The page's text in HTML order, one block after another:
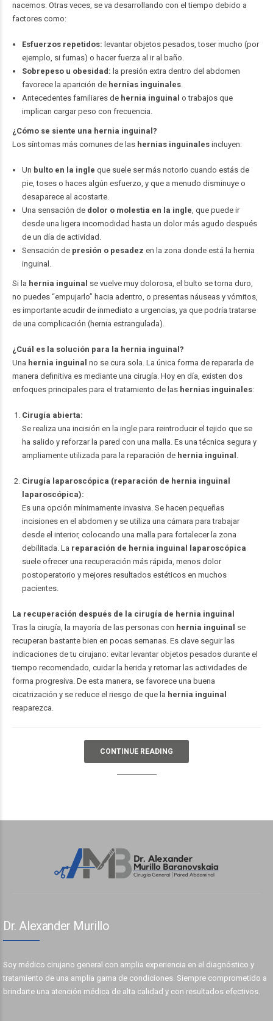
nacemos. Otras veces, se va desarrollando con el tiempo debido a
factores como:
Esfuerzos repetidos: levantar objetos pesados, toser mucho (por
ejemplo, si fumas) o hacer fuerza al ir al baño.
Sobrepeso u obesidad: la presión extra dentro del abdomen
favorece la aparición de hernias inguinales.
Antecedentes familiares de hernia inguinal o trabajos que
implican cargar peso con frecuencia.
¿Cómo se siente una hernia inguinal?
Los síntomas más comunes de las hernias inguinales incluyen:
Un bulto en la ingle que suele ser más notorio cuando estás de
pie, toses o haces algún esfuerzo, y que a menudo disminuye o
desaparece al acostarte.
Una sensación de dolor o molestia en la ingle, que puede ir
desde una ligera incomodidad hasta un dolor más agudo después
de un día de actividad.
Sensación de presión o pesadez en la zona donde está la hernia
inguinal.
Si la hernia inguinal se vuelve muy dolorosa, el bulto se torna duro,
no puedes “empujarlo” hacia adentro, o presentas náuseas y vómitos,
es importante acudir de inmediato a urgencias, ya que podría tratarse
de una complicación (hernia estrangulada).
¿Cuál es la solución para la hernia inguinal?
Una hernia inguinal no se cura sola. La única forma de repararla de
manera definitiva es mediante una cirugía. Hoy en día, existen dos
enfoques principales para el tratamiento de las hernias inguinales:
Cirugía abierta:
Se realiza una incisión en la ingle para reintroducir el tejido que se
ha salido y reforzar la pared con una malla. Es una técnica segura y
ampliamente utilizada para la reparación de hernia inguinal .
Cirugía laparoscópica (reparación de hernia inguinal
laparoscópica):
Es una opción mínimamente invasiva. Se hacen pequeñas
incisiones en el abdomen y se utiliza una cámara para trabajar
desde el interior, colocando una malla para fortalecer la zona
debilitada. La reparación de hernia inguinal laparoscópica
suele ofrecer una recuperación más rápida, menos dolor
postoperatorio y mejores resultados estéticos en muchos
pacientes.
La recuperación después de la cirugía de hernia inguinal
Tras la cirugía, la mayoría de las personas con hernia inguinal se
recuperan bastante bien en pocas semanas. Es clave seguir las
indicaciones de tu cirujano: evitar levantar objetos pesados durante el
tiempo recomendado, cuidar la herida y retomar las actividades de
forma progresiva. De esta manera, se favorece una buena
cicatrización y se reduce el riesgo de que la hernia inguinal
reaparezca.
CONTINUE READING
Dr. Alexander Murillo
Soy médico cirujano general con amplia experiencia en el diagnóstico y
tratamiento de una amplia gama de condiciones. Siempre comprometido a
brindarte una atención médica de alta calidad y con resultados efectivos.